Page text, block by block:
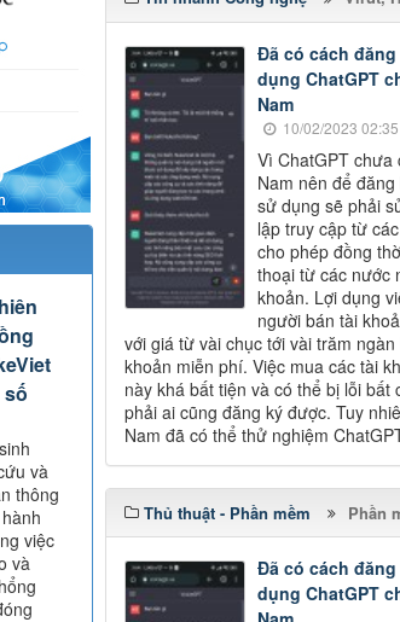
Đã có cách
dụng ChatGPT
Nam
10/02/2023 02:35
Vì ChatGPT chưa
Nam nên để
sử dụng sẽ phải
lập truy cập từ
cho phép đồng
thoại từ các nước
khoản. Lợi dụng
người bán tài
với giá từ vài chục tới vài trăm
khoản miễn phí. Việc mua các tài
này khá bất tiện và có thể bị lỗi bất
phải ai cũng đăng ký được. Tuy
Nam đã có thể thử nghiệm
Thủ thuật - Phần mềm Phần
Đã có cách
dụng ChatGPT
số
và
thông
việc
và